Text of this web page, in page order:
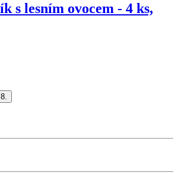
s lesním ovocem - 4 ks,